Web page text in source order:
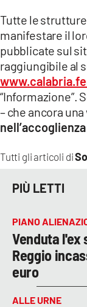
Tutti gli articoli di
Tutte le
manifestare il
pubblicate sul
raggiungibile al
“Informazione”.
– che ancora
PIÙ LETTI
PIANO
Venduta l'ex
Reggio
euro
ALLE URNE